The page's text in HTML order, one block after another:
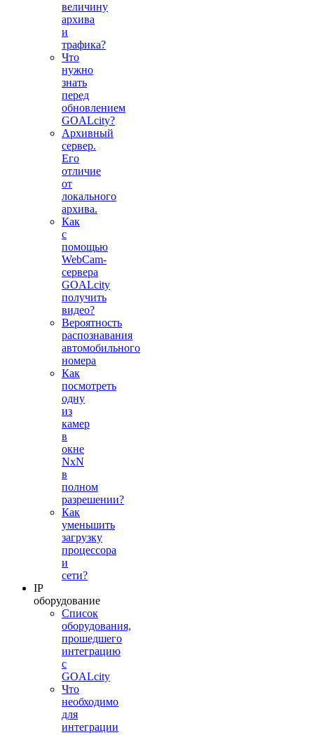
величину
архива
и
трафика?
Что
нужно
знать
перед
обновлением
GOALcity?
Архивный
сервер.
Его
отличие
от
локального
архива.
Как
с
помощью
WebCam-
сервера
GOALcity
получить
видео?
Вероятность
распознавания
автомобильного
номера
Как
посмотреть
одну
из
камер
в
окне
NxN
в
полном
разрешении?
Как
уменьшить
загрузку
процессора
и
сети?
IP
оборудование
Список
оборудования,
прошедшего
интеграцию
с
GOALcity
Что
необходимо
для
интеграции